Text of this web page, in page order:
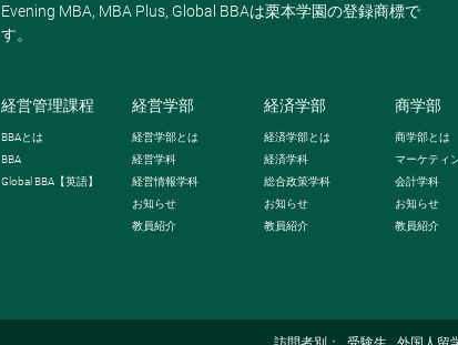
Evening MBA, MBA Plus, Global BBAは栗本学園の登録商標で
す。
経営管理課程
BBAとは
BBA
Global BBA 【英語】
経営学部
経営学部とは
経営学科
経営情報学科
お知らせ
教員紹介
経済学部
経済学部とは
経済学科
総合政策学科
お知らせ
教員紹介
商学部
商学部とは
マーケティ
会計学科
お知らせ
教員紹介